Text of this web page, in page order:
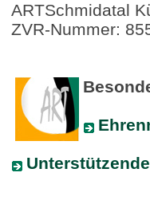
ARTSchmidatal
ZVR-Nummer: